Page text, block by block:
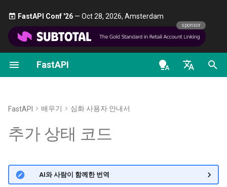
FastAPI Conf '26— Oct 28, 2026, Amsterdam 🎤
sponsor
FastAPI
de - Deutsch
첫걸음
요청 본문
쿼리 매개변수와 문자열 검증
의존성으로서의 클래스
yield를 사용하는 의존성
보안 - 첫 단계
는 OAuth2, JWT 토큰을 사
추가 상태 코드
OAuth2 스코프
FastAPI 버전들에 대하여
서버를 수동으로 실행하기
배포 개념
일반 - 사용 방법 - 레시피
로 마이그레이션하기
GraphQL
클래스
FastAPI class
UploadFile class
Exceptions - HTTPException
and WebSocketException
OpenAPI docs
FastAPI People
Translations
Full Stack FastAPI 템플릿
대안, 영감, 비교
Repository Management
FastAPI 배우기 심화 사용자 안내서
추가 상태 코드
🌐 AI와 사람이 함께한 번역